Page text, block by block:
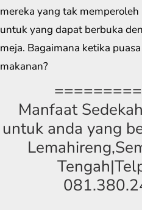
mereka yang tak
untuk yang dapat berbuka
meja. Bagaimana ketika
makanan?
Manfaat
untuk anda yang